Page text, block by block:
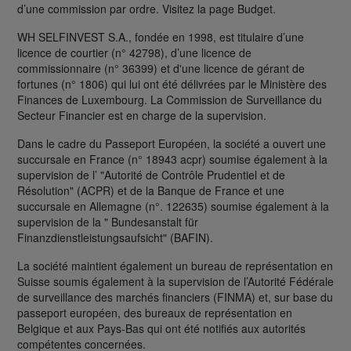
d’une commission par ordre. Visitez la page Budget.
WH SELFINVEST S.A., fondée en 1998, est titulaire d’une
licence de courtier (n° 42798), d’une licence de
commissionnaire (n° 36399) et d'une licence de gérant de
fortunes (n° 1806) qui lui ont été délivrées par le Ministère des
Finances de Luxembourg. La Commission de Surveillance du
Secteur Financier est en charge de la supervision.
Dans le cadre du Passeport Européen, la société a ouvert une
succursale en France (n° 18943 acpr) soumise également à la
supervision de l’ "Autorité de Contrôle Prudentiel et de
Résolution" (ACPR) et de la Banque de France et une
succursale en Allemagne (n°. 122635) soumise également à la
supervision de la " Bundesanstalt für
Finanzdienstleistungsaufsicht" (BAFIN).
La société maintient également un bureau de représentation en
Suisse soumis également à la supervision de l’Autorité Fédérale
de surveillance des marchés financiers (FINMA) et, sur base du
passeport européen, des bureaux de représentation en
Belgique et aux Pays-Bas qui ont été notifiés aux autorités
compétentes concernées.